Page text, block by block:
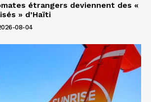
étrangers deviennent des «
» d’Haïti
08-04